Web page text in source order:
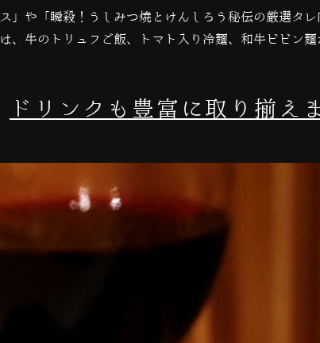
」や「瞬殺！うしみつ焼とけんしろう秘伝の厳選タ
、牛のトリュフご飯、トマト入り冷麺、和牛ビビン麺
ドリンクも豊富に取り揃え